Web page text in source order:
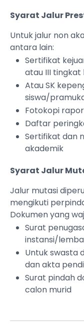
Syarat Jalur
Untuk jalur non
antara lain:
Sertifikat
atau III
Atau SK
siswa/
Fotokopi
Daftar
Sertifikat dan
akademik
Syarat Jalur
Jalur mutasi
mengikuti
Dokumen yang
Surat
instansi/
Untuk swasta
dan akta
Surat pindah
calon murid